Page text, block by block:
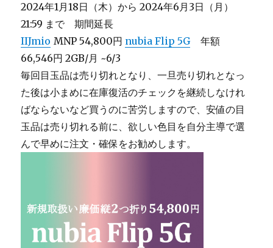
2024年1月18日（木）から 2024年6月3日（月）
21:59 まで 期間延長
IIJmio MNP 54,800円 nubia Flip 5G 年額
66,546円 2GB/月 ~6/3
毎回目玉品は売り切れとなり、一旦売り切れとなっ
た後は小まめに在庫復活のチェックを継続しなけれ
ばならないなど買うのに苦労しますので、安値の目
玉品は売り切れる前に、欲しい色目を自分主導で選
んで早めに注文・確保をお勧めします。